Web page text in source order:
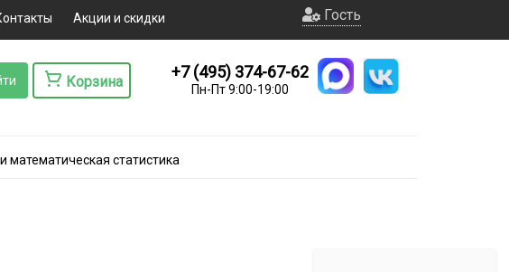
Акции и скидки Гость
Корзина
+7 (495) 374-67-62
Пн-Пт 9:00-19:00
математическая статистика